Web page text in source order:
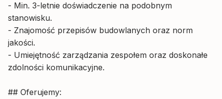
- Min. 3-letnie doświadczenie na podobnym
stanowisku.
- Znajomość przepisów budowlanych oraz norm
jakości.
- Umiejętność zarządzania zespołem oraz doskonałe
zdolności komunikacyjne.
## Oferujemy: